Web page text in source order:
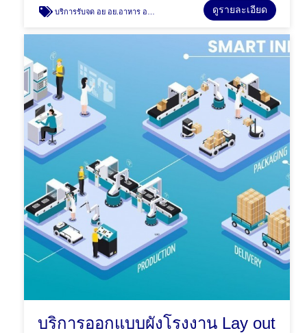
บริการรับจด อย อย.อาหาร อาหารเสริม เครื่องดื่ม เครื่องสำอาง ดูรายละเอียด
บริการออกแบบผังโรงงาน Lay out